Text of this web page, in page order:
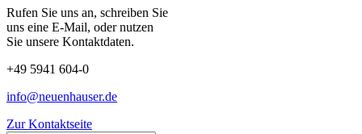
Rufen Sie uns an, schreiben Sie
uns eine E-Mail, oder nutzen
Sie unsere Kontaktdaten.
+49 5941 604-0
info@neuenhauser.de
Zur Kontaktseite